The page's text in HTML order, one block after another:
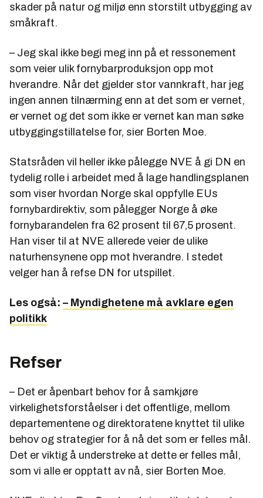
skader på natur og miljø enn storstilt utbygging av
småkraft.
– Jeg skal ikke begi meg inn på et ressonement
som veier ulik fornybarproduksjon opp mot
hverandre. Når det gjelder stor vannkraft, har jeg
ingen annen tilnærming enn at det som er vernet,
er vernet og det som ikke er vernet kan man søke
utbyggingstillatelse for, sier Borten Moe.
Statsråden vil heller ikke pålegge NVE å gi DN en
tydelig rolle i arbeidet med å lage handlingsplanen
som viser hvordan Norge skal oppfylle EUs
fornybardirektiv, som pålegger Norge å øke
fornybarandelen fra 62 prosent til 67,5 prosent.
Han viser til at NVE allerede veier de ulike
naturhensynene opp mot hverandre. I stedet
velger han å refse DN for utspillet.
Les også: – Myndighetene må avklare egen
politikk
Refser
– Det er åpenbart behov for å samkjøre
virkelighetsforståelser i det offentlige, mellom
departementene og direktoratene knyttet til ulike
behov og strategier for å nå det som er felles mål.
Det er viktig å understreke at dette er felles mål,
som vi alle er opptatt av nå, sier Borten Moe.